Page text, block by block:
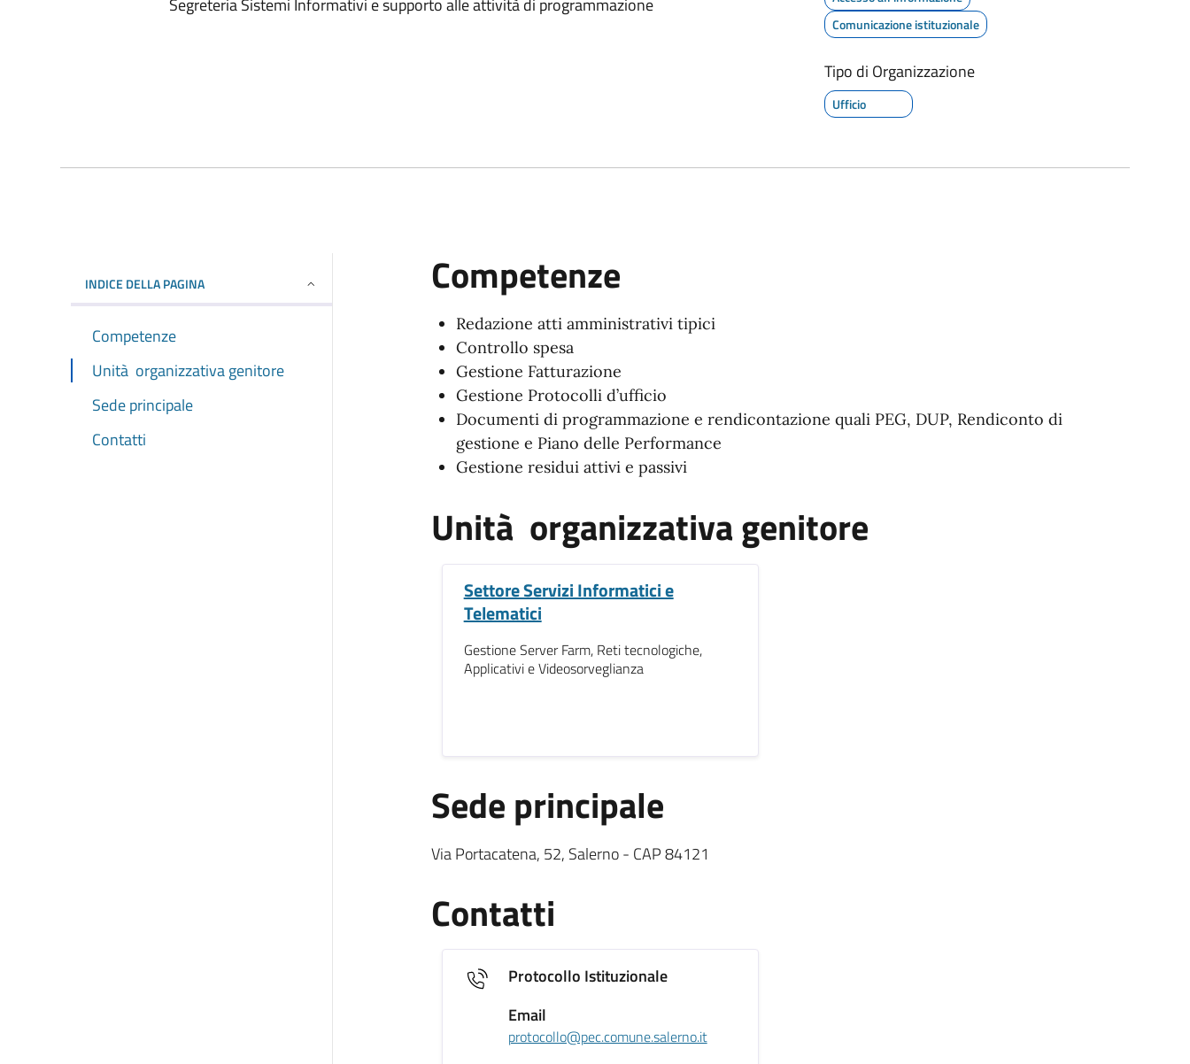
Segreteria Sistemi Informativi e supporto alle attività di programmazione
Comunicazione istituzionale
Tipo di Organizzazione
Ufficio
INDICE DELLA PAGINA
Competenze
Unità organizzativa genitore
Sede principale
Contatti
Competenze
Redazione atti amministrativi tipici
Controllo spesa
Gestione Fatturazione
Gestione Protocolli d’ufficio
Documenti di programmazione e rendicontazione quali PEG, DUP, Rendiconto di
gestione e Piano delle Performance
Gestione residui attivi e passivi
Unità organizzativa genitore
Settore Servizi Informatici e
Telematici
Gestione Server Farm, Reti tecnologiche,
Applicativi e Videosorveglianza
Sede principale
Sede Principale testuale
Via Portacatena, 52, Salerno - CAP 84121
Contatti
Protocollo Istituzionale
Email
protocollo@pec.comune.salerno.it